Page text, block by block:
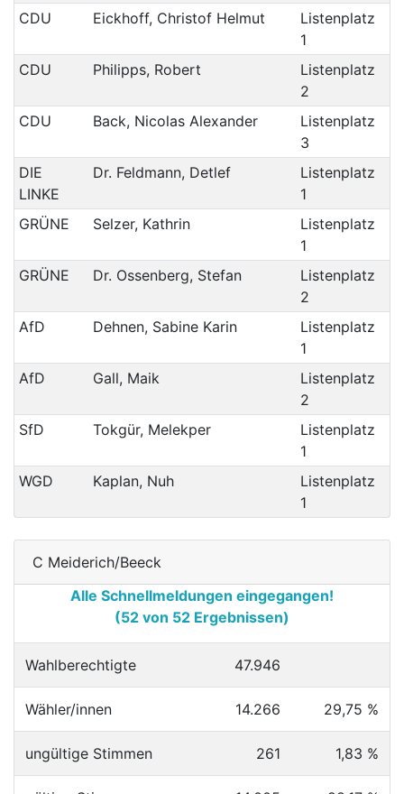
CDU Eickhoff, Christof Helmut
Listenplatz
1
CDU
Philipps, Robert
Listenplatz
2
CDU
Back, Nicolas Alexander
Listenplatz
3
DIE
LINKE
Dr. Feldmann, Detlef
Listenplatz
1
GRÜNE
Selzer, Kathrin
Listenplatz
1
GRÜNE
Dr. Ossenberg, Stefan
Listenplatz
2
AfD
Dehnen, Sabine Karin
Listenplatz
1
AfD
Gall, Maik
Listenplatz
2
SfD
Tokgür, Melekper
Listenplatz
1
WGD
Kaplan, Nuh
Listenplatz
1
C Meiderich/Beeck
Alle Schnellmeldungen eingegangen!
(52 von 52 Ergebnissen)
Wahlberechtigte 47.946
Wähler/innen 14.266 29,75 %
ungültige Stimmen 261 1,83 %